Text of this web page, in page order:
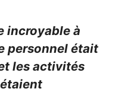
incroyable à
personnel était
les activités